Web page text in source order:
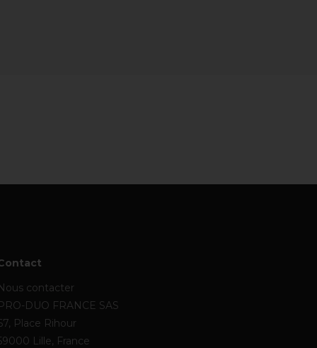
contacter
DUO FRANCE SAS
Place Rihour
Lille, France